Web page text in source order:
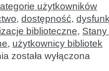
użytkowników
, dostępność,
biblioteczne,
, użytkownicy bibliotek
Promowanie
dostępu
została wyłączona